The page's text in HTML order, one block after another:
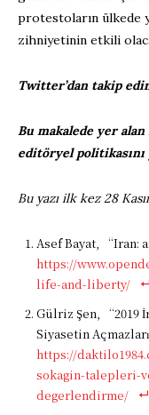
protestoların ülkede
zihniyetinin etkili
Twitter’dan takip
Bu makalede yer
editöryel politikasını
Bu yazı ilk kez 28
Asef Bayat, “Iran:
https://
life-and-liberty/
Gülriz Şen, “2019
Siyasetin
https://
sokagin-talepleri-
degerlendirme/